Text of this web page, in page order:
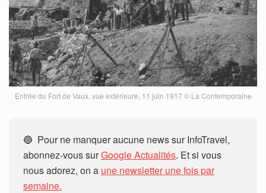
Entrée du Fort de Vaux, vue extérieure, 11 juin 1917 © La Contemporaine
🔵 Pour ne manquer aucune news sur InfoTravel,
abonnez-vous surGoogle Actualités. Et si vous
nous adorez, on a une newsletter une fois par
semaine.